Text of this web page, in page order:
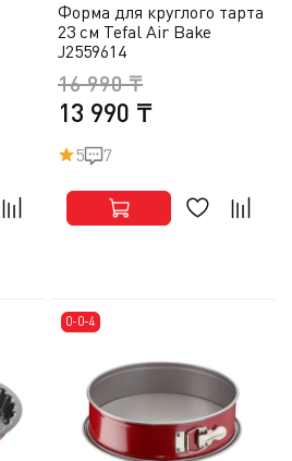
Форма для круглого тарта
23 см Tefal Air Bake
J2559614
13 990 ₸
16 990 ₸
5 7
0-0-4